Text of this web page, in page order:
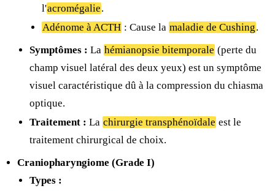
l'acromégalie.
Adénome à ACTH : Cause la maladie de Cushing.
Symptômes : La hémianopsie bitemporale (perte du
champ visuel latéral des deux yeux) est un symptôme
visuel caractéristique dû à la compression du chiasma
optique.
Traitement : La chirurgie transphénoïdale est le
traitement chirurgical de choix.
Craniopharyngiome (Grade I)
Types :